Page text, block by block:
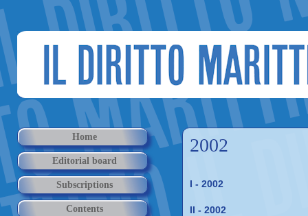
2002
I - 2002
II - 2002
Home
Editorial board
Subscriptions
Contents